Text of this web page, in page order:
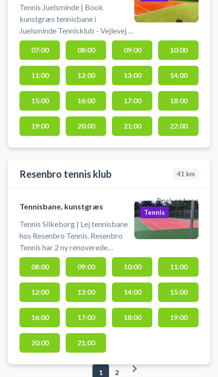
Tennis Juelsminde | Book
kunstgræs tennisbane i
Juelsminde Tennisklub - Vejlevej 3.
Lej en tennisbane og spil tennis i
Juelsminde på en udendørs
kunstgræs tennisbane hos
tennisklubben afdeling ved Hotel
Juelsminde Strand.
07:00 08:00 09:00 10:00
11:00 12:00 13:00 14:00
15:00 16:00 17:00 18:00
19:00 20:00 21:00 22:00
Resenbro tennis klub 41 km
Book en bane
Tennisbane, kunstgræs
Tennis Silkeborg | Lej tennisbane
hos Resenbro Tennis. Resenbro
Tennis har 2 ny renoverede
kunstgræs baner. Book
tennisbane og spil tennis ved
Silkeborg på tennisbanerne i
Resenbro. Gratis parkring ved
tennisbanerne ved booking af
tennisbane i Resenbro. Ved
booking modtages en kode til
nøgleboks med nøgle til banerne.
Boksen findes ved døren til
banerne. Der er ikke adgang til
Tennis
08:00 09:00 10:00 11:00
12:00 13:00 14:00 15:00
16:00 17:00 18:00 19:00
20:00 21:00
1 2